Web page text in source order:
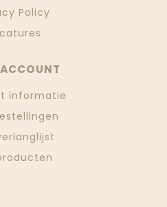
Policy
informatie